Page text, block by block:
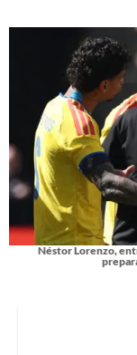
Néstor Lorenzo,